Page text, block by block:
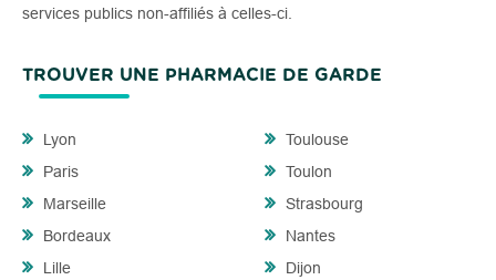
services publics non-affiliés à celles-ci.
TROUVER UNE PHARMACIE DE GARDE
Lyon
Paris
Marseille
Bordeaux
Lille
Toulouse
Toulon
Strasbourg
Nantes
Dijon